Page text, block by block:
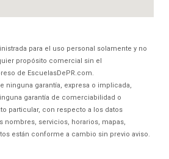
para el uso personal solamente y no
propósito comercial sin el
de EscuelasDePR.com.
ninguna garantía, expresa o implicada,
garantía de comerciabilidad o
particular, con respecto a los datos
nombres, servicios, horarios, mapas,
están conforme a cambio sin previo aviso.